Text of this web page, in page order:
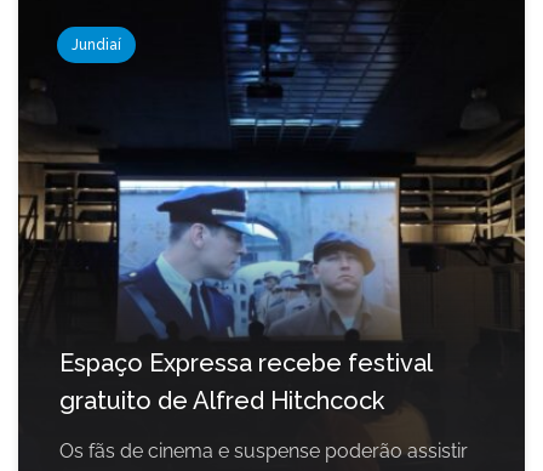
Jundiaí
Espaço Expressa recebe festival
gratuito de Alfred Hitchcock
Os fãs de cinema e suspense poderão assistir